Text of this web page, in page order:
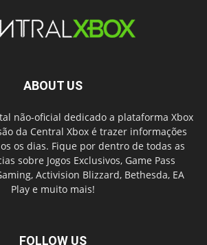
ABOUT US
não-oficial dedicado a plataforma Xbox
da Central Xbox é trazer informações
os dias. Fique por dentro de todas as
sobre Jogos Exclusivos, Game Pass
Activision Blizzard, Bethesda, EA
Play e muito mais!
FOLLOW US